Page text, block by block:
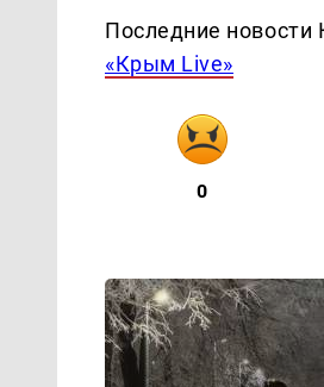
Последние
«Крым Live»
0